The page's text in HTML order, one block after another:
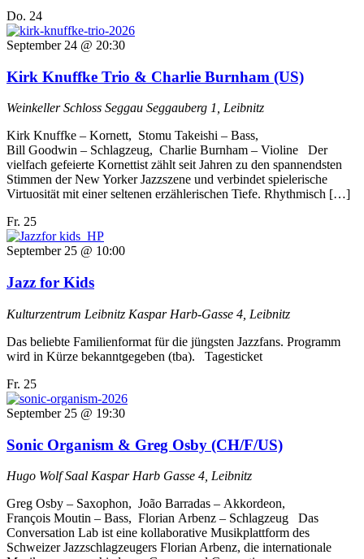
Do. 24
September 24 @ 20:30
Kirk Knuffke Trio & Charlie Burnham (US)
Weinkeller Schloss Seggau Seggauberg 1, Leibnitz
Kirk Knuffke –⁠ Kornett, Stomu Takeishi –⁠ Bass,
Bill Goodwin –⁠ Schlagzeug, Charlie Burnham –⁠ Violine Der
vielfach gefeierte Kornettist zählt seit Jahren zu den spannendsten
Stimmen der New Yorker Jazzszene und verbindet spielerische
Virtuosität mit einer seltenen erzählerischen Tiefe. Rhythmisch […]
Fr. 25
September 25 @ 10:00
Jazz for Kids
Kulturzentrum Leibnitz Kaspar Harb-Gasse 4, Leibnitz
Das beliebte Familienformat für die jüngsten Jazzfans. Programm
wird in Kürze bekanntgegeben (tba). Tagesticket
Fr. 25
September 25 @ 19:30
Sonic Organism & Greg Osby (CH/F/US)
Hugo Wolf Saal Kaspar Harb Gasse 4, Leibnitz
Greg Osby –⁠ Saxophon, João Barradas –⁠ Akkordeon,
François Moutin –⁠ Bass, Florian Arbenz –⁠ Schlagzeug Das
Conversation Lab ist eine kollaborative Musikplattform des
Schweizer Jazzschlagzeugers Florian Arbenz, die internationale